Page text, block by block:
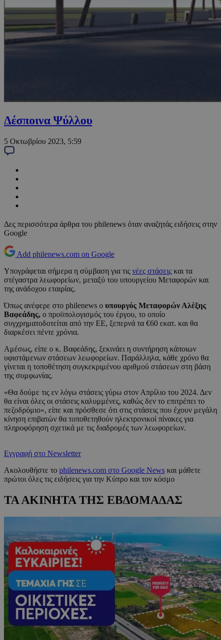
Δέσποινα Ψύλλου
5 Οκτωβρίου 2023, 5:59
Δες περισσότερα άρθρα του philenews όταν αναζητάς ειδήσεις στην
Google
Add philenews.com on Google
Υπογράφεται σήμερα η σύμβαση για τις νέες στάσεις και τα
στέγαστρα λεωφορείων, μεταξύ του υπουργείου Μεταφορών και
της ανάδοχου εταιρίας.
Όπως ανέφερε στο philenews ο υπουργός Μεταφορών Αλέξης
Βαφεάδης, ο προϋπολογισμός του έργου, το οποίο
συγχρηματοδοτείται από την ΕΕ, ξεπερνά τα €60 εκατ. και θα
διαρκέσει πέντε χρόνια.
Αμέσως, είπε ο κ. Βαφεάδης, ξεκινάει η συντήρηση κάποιων
υφιστάμενων στάσεων λεωφορείων. Παράλληλα, κάθε χρόνο θα
γίνεται η τοποθέτηση συγκεκριμένου αριθμού στάσεων στη βάση
της συμφωνίας.
«Θα δούμε τις εν λόγω στάσεις γύρω στον Απρίλιο του 2024. Δεν
θα είναι όλες οι στάσεις καλυμμένες, καθώς δεν το επιτρέπει το
πεζοδρόμιο», είπε και πρόσθεσε ότι στις στάσεις που έχουν μεγάλη
κίνηση επιβατών θα τοποθετηθούν ηλεκτρονικοί πίνακες για
πληροφόρηση σχετικά με τις διαδρομές των λεωφορείων.
Εγγραφή στο Newsletter
Ακολουθήστε το philenews.com στο Google News και μάθετε
πρώτοι όλες τις ειδήσεις για την Κύπρο και τον κόσμο
ΤΑ ΑΚΙΝΗΤΑ ΤΗΣ ΕΒΔΟΜΑΔΑΣ